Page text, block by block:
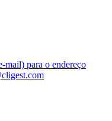
mail) para o endereço